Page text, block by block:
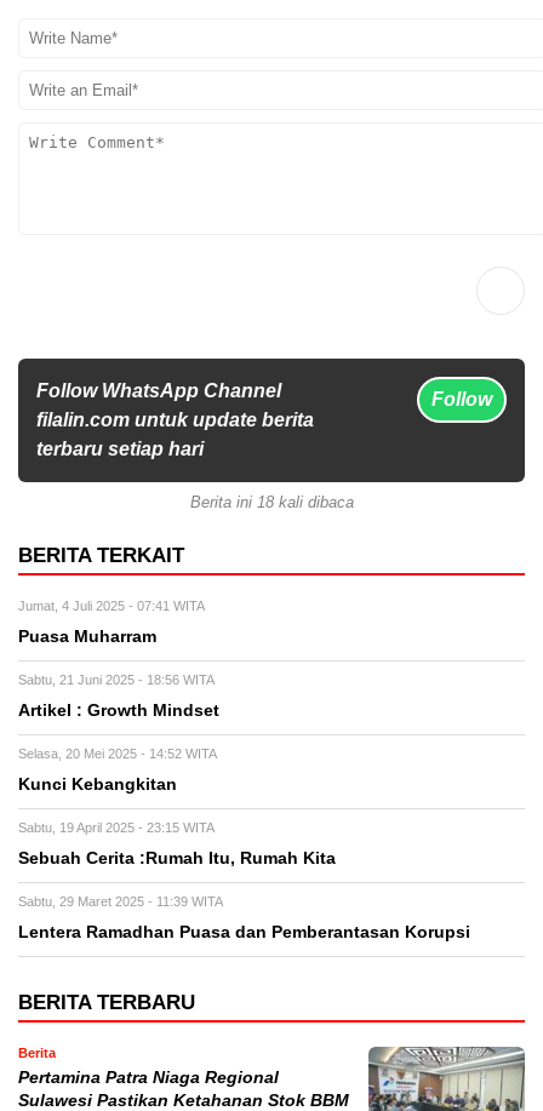
Follow WhatsApp Channel
filalin.com untuk update berita
terbaru setiap hari
Follow
Berita ini 18 kali dibaca
BERITA TERKAIT
Jumat, 4 Juli 2025 - 07:41 WITA
Puasa Muharram
Sabtu, 21 Juni 2025 - 18:56 WITA
Artikel : Growth Mindset
Selasa, 20 Mei 2025 - 14:52 WITA
Kunci Kebangkitan
Sabtu, 19 April 2025 - 23:15 WITA
Sebuah Cerita :Rumah Itu, Rumah Kita
Sabtu, 29 Maret 2025 - 11:39 WITA
Lentera Ramadhan Puasa dan Pemberantasan Korupsi
BERITA TERBARU
Berita
Pertamina Patra Niaga Regional
Sulawesi Pastikan Ketahanan Stok BBM